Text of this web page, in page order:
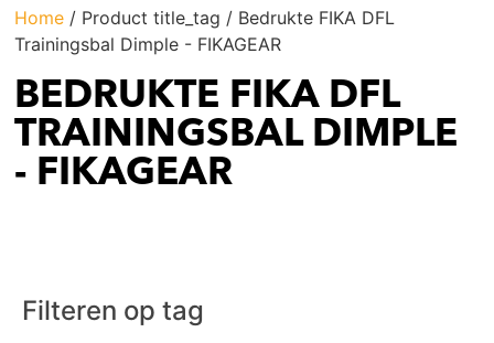
Home / Product title_tag / Bedrukte FIKA DFL
Trainingsbal Dimple - FIKAGEAR
BEDRUKTE FIKA DFL
TRAININGSBAL DIMPLE
- FIKAGEAR
Filteren op tag